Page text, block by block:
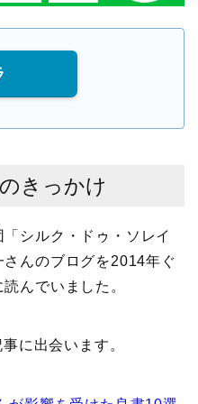
きっかけ
シルク・ドゥ・ソレイ
んのブログを2014年ぐ
んでいました。
に出会います。